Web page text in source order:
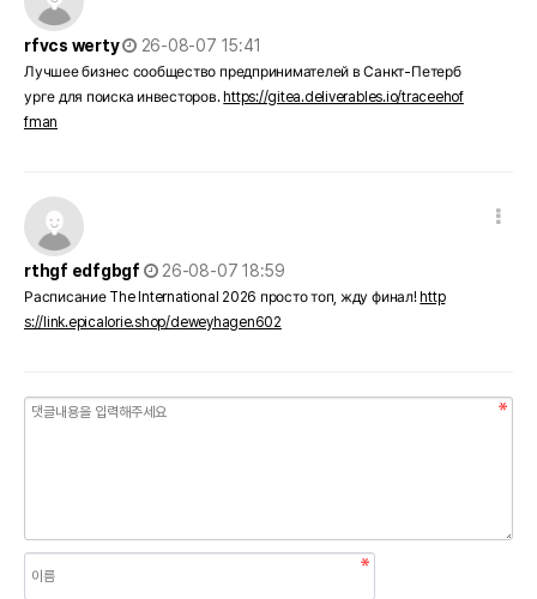
rfvcs werty
작성일
26-08-07 15:41
Лучшее бизнес сообщество предпринимателей в Санкт-Петерб
урге для поиска инвесторов. https://gitea.deliverables.io/traceehof
fman
rthgf edfgbgf
작성일
26-08-07 18:59
Расписание The International 2026 просто топ, жду финал! http
s://link.epicalorie.shop/deweyhagen602
내용